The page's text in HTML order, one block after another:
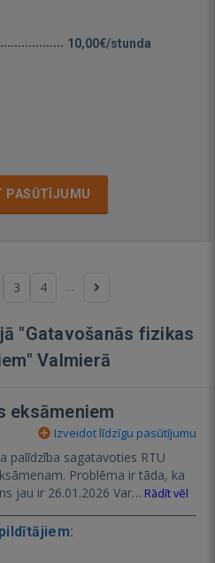
10,00€/stunda
PASŪTĪJUMU
3 4 ...
"Gatavošanās fizikas
Valmierā
eksāmeniem
Izveidot līdzīgu pasūtījumu
Problēma ir tāda, ka
jau ir 26.01.2026 Var… Rādīt vēl